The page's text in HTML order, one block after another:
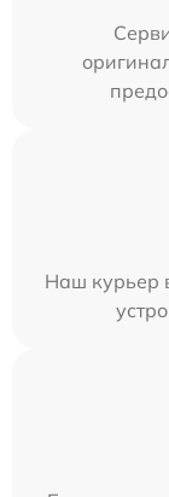
Наш курьер